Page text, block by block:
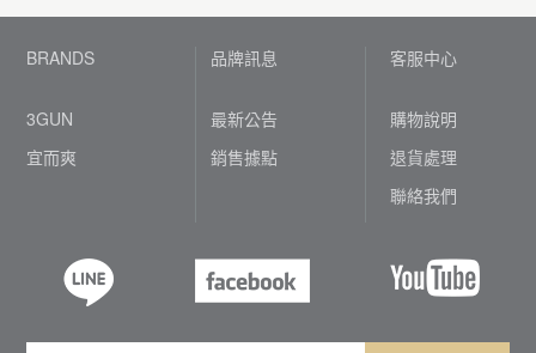
BRANDS
3GUN
宜而爽
品牌訊息
最新公告
銷售據點
客服中心
購物說明
退貨處理
聯絡我們